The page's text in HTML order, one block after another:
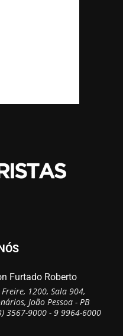
Furtado Roberto
Freire, 1200, Sala 904,
João Pessoa - PB
3567-9000 - 9 9964-6000